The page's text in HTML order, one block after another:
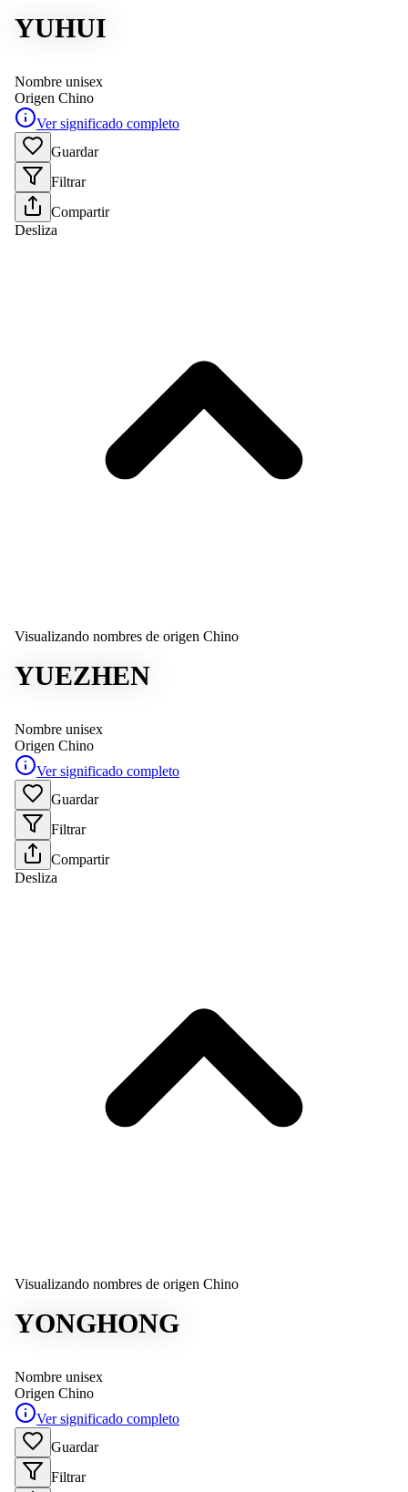
YUHUI
Nombre unisex
Origen Chino
Ver significado completo
Guardar
Filtrar
Compartir
Desliza
Visualizando nombres de origen Chino
YUEZHEN
Nombre unisex
Origen Chino
Ver significado completo
Guardar
Filtrar
Compartir
Desliza
Visualizando nombres de origen Chino
YONGHONG
Nombre unisex
Origen Chino
Ver significado completo
Guardar
Filtrar